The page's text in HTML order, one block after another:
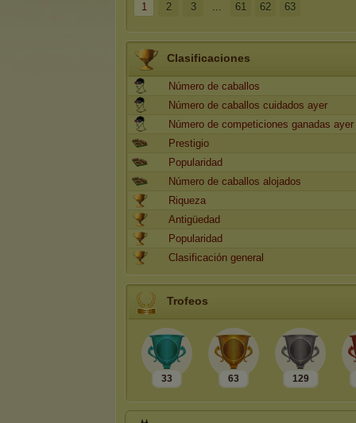
1 2 3 ... 61 62 63
Clasificaciones
Número de caballos
Número de caballos cuidados ayer
Número de competiciones ganadas ayer
Prestigio
Popularidad
Número de caballos alojados
Riqueza
Antigüedad
Popularidad
Clasificación general
Trofeos
33 63 129